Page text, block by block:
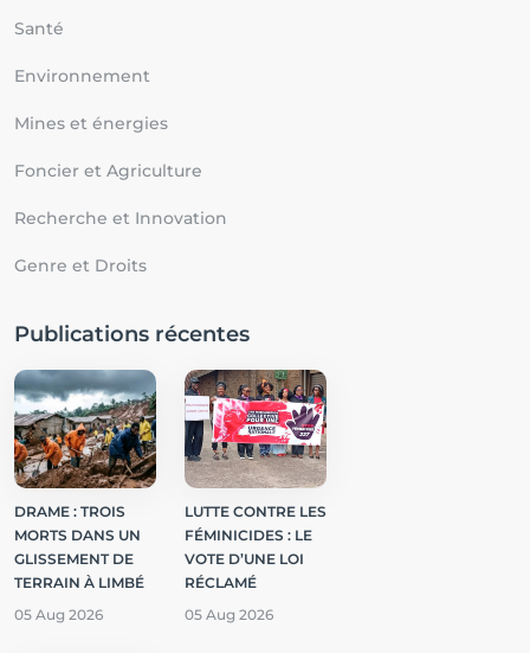
Santé
Environnement
Mines et énergies
Foncier et Agriculture
Recherche et Innovation
Genre et Droits
Publications récentes
DRAME : TROIS
MORTS DANS UN
GLISSEMENT DE
TERRAIN À LIMBÉ
05 Aug 2026
LUTTE CONTRE LES
FÉMINICIDES : LE
VOTE D’UNE LOI
RÉCLAMÉ
05 Aug 2026